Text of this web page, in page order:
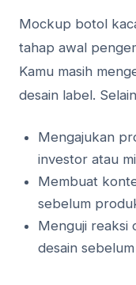
Mockup botol
tahap awal
Kamu masih
desain label.
Mengajukan
investor atau
Membuat
sebelum
Menguji reaksi
desain